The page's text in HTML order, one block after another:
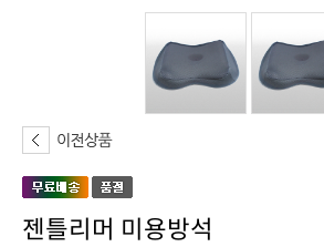
젠틀리머 미용방석